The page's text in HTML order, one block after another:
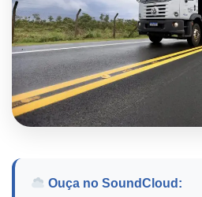
Ouça no SoundCloud: